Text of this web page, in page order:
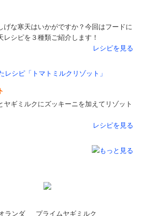
げな寒天はいかがですか？今回はフードに
シピを３種類ご紹介します！
レシピを見る
ヤギミルクにズッキーニを加えてリゾット
レシピを見る
プライムヤギミルク